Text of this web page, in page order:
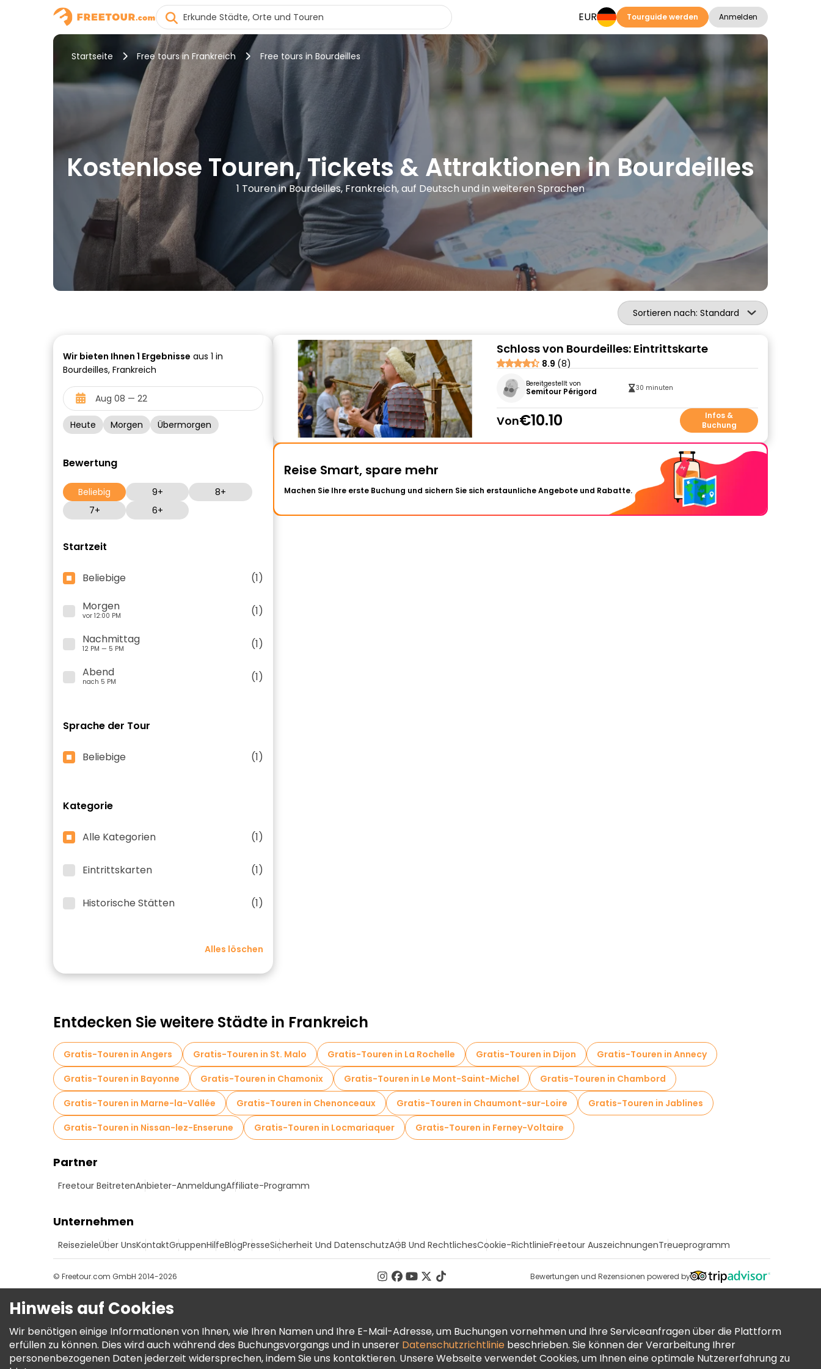
EUR Tourguide werden Anmelden
Startseite Free tours in Frankreich Free tours in Bourdeilles
Kostenlose Touren, Tickets & Attraktionen in Bourdeilles
1 Touren in Bourdeilles, Frankreich, auf Deutsch und in weiteren Sprachen
Sortieren nach: Standard
Wir bieten Ihnen 1 Ergebnisse aus 1 in
Bourdeilles, Frankreich
Heute Morgen Übermorgen
Bewertung
Beliebig 9+
8+
7+
6+
Startzeit
Beliebige
(1)
Morgen
vor 12:00 PM
(1)
Nachmittag
12 PM — 5 PM
(1)
Abend
nach 5 PM (1)
Sprache der Tour
Beliebige (1)
Kategorie
Alle Kategorien (1)
Eintrittskarten (1)
Historische Stätten (1)
Alles löschen
Schloss von Bourdeilles: Eintrittskarte
8.9 (8)
Bereitgestellt von
Semitour Périgord 30 minuten
Von€10.10
Infos &
Buchung
Reise Smart, spare mehr
Machen Sie Ihre erste Buchung und sichern Sie sich erstaunliche Angebote und Rabatte.
Entdecken Sie weitere Städte in Frankreich
Gratis-Touren in Angers Gratis-Touren in St. Malo Gratis-Touren in La Rochelle Gratis-Touren in Dijon
Gratis-Touren in Annecy
Gratis-Touren in Bayonne
Gratis-Touren in Chamonix Gratis-Touren in Le Mont-Saint-Michel
Gratis-Touren in Chambord
Gratis-Touren in Marne-la-Vallée
Gratis-Touren in Chenonceaux Gratis-Touren in Chaumont-sur-Loire
Gratis-Touren in Jablines
Gratis-Touren in Nissan-lez-Enserune
Gratis-Touren in Locmariaquer Gratis-Touren in Ferney-Voltaire
Partner
Freetour BeitretenAnbieter-AnmeldungAffiliate-Programm
Unternehmen
ReisezieleÜber UnsKontaktGruppenHilfeBlogPresseSicherheit Und DatenschutzAGB Und RechtlichesCookie-RichtlinieFreetour AuszeichnungenTreueprogramm
Bewertungen und Rezensionen powered by
© Freetour.com GmbH 2014-2026
Hinweis auf Cookies
Wir benötigen einige Informationen von Ihnen, wie Ihren Namen und Ihre E-Mail-Adresse, um Buchungen vornehmen und Ihre Serviceanfragen über die Plattform
erfüllen zu können. Dies wird auch während des Buchungsvorgangs und in unserer Datenschutzrichtlinie beschrieben. Sie können der Verarbeitung Ihrer
personenbezogenen Daten jederzeit widersprechen, indem Sie uns kontaktieren. Unsere Webseite verwendet Cookies, um Ihnen eine optimale Nutzererfahrung zu